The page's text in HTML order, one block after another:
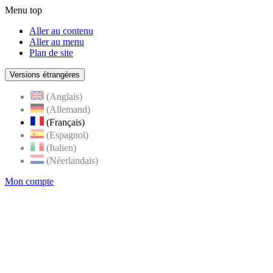
Menu top
Aller au contenu
Aller au menu
Plan de site
Versions étrangères
(Anglais)
(Allemand)
(Français)
(Espagnol)
(Italien)
(Néerlandais)
Mon compte